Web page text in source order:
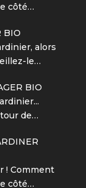
côté…
BIO
alors
le…
BIO
de…
! Comment
côté…